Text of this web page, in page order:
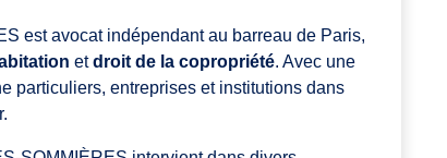
est avocat indépendant au barreau de Paris,
etdroit de la copropriété. Avec une
particuliers, entreprises et institutions dans